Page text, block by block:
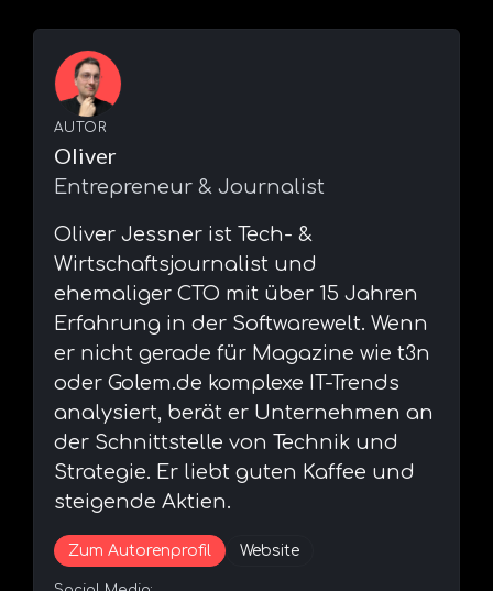
AUTOR
Oliver
Entrepreneur & Journalist
⁠Oliver Jessner ist Tech- &
Wirtschaftsjournalist und
ehemaliger CTO mit über 15 Jahren
Erfahrung in der Softwarewelt. Wenn
er nicht gerade für Magazine wie t3n
oder Golem.de komplexe IT-Trends
analysiert, berät er Unternehmen an
der Schnittstelle von Technik und
Strategie. Er liebt guten Kaffee und
steigende Aktien.
Zum Autorenprofil Website